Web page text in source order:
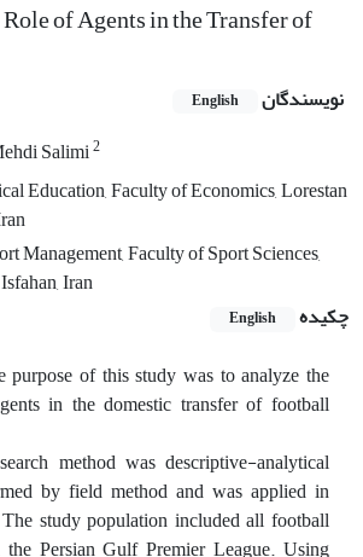
of Agents in the Transfer of
نویسندگان English
Salimi2
Education, Faculty of Economics, Lorestan
Management, Faculty of Sport Sciences,
Iran
چکیده
English
purpose of this study was to analyze the
in the domestic transfer of football
method was descriptive-analytical
by field method and was applied in
study population included all football
Persian Gulf Premier League. Using